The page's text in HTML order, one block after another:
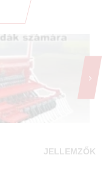
JELLEMZŐK